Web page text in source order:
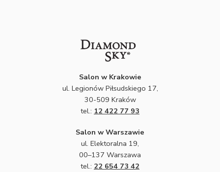
Salon w Krakowie
ul. Legionów Piłsudskiego 17,
30-509 Kraków
tel.: 12 422 77 93
Salon w Warszawie
ul. Elektoralna 19,
00–137 Warszawa
tel.: 22 654 73 42